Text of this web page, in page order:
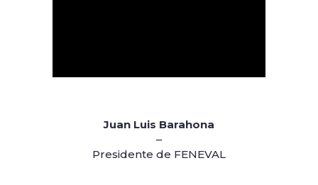
Juan Luis Barahona
–
Presidente de FENEVAL